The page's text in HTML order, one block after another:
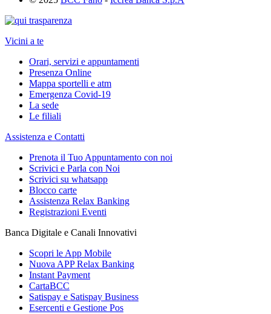
Vicini a te
Orari, servizi e appuntamenti
Presenza Online
Mappa sportelli e atm
Emergenza Covid-19
La sede
Le filiali
Assistenza e Contatti
Prenota il Tuo Appuntamento con noi
Scrivici e Parla con Noi
Scrivici su whatsapp
Blocco carte
Assistenza Relax Banking
Registrazioni Eventi
Banca Digitale e Canali Innovativi
Scopri le App Mobile
Nuova APP Relax Banking
Instant Payment
CartaBCC
Satispay e Satispay Business
Esercenti e Gestione Pos